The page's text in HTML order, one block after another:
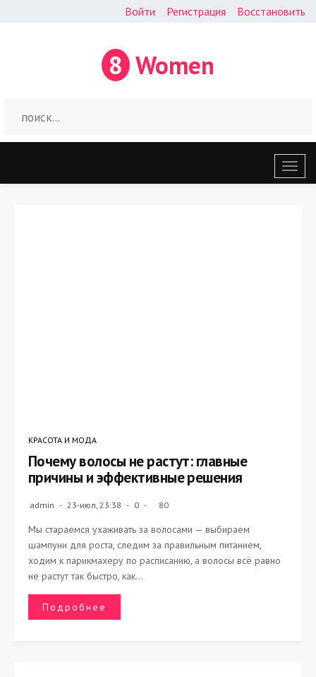
Войти Регистрация Восстановить
8 Women
меню
КРАСОТА И МОДА
Почему волосы не растут: главные
причины и эффективные решения
admin 23-июл, 23:38 0 80
Мы стараемся ухаживать за волосами — выбираем
шампуни для роста, следим за правильным питанием,
ходим к парикмахеру по расписанию, а волосы всё равно
не растут так быстро, как...
Подробнее